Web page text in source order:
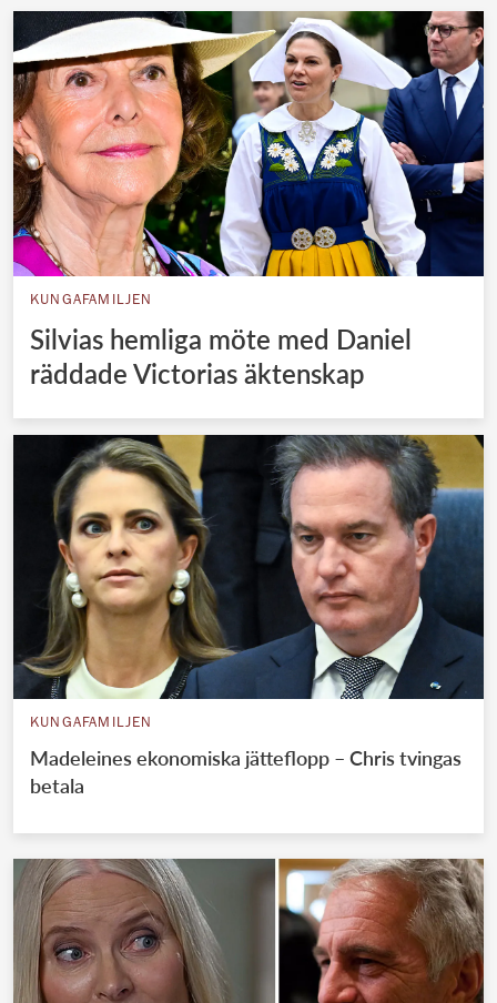
KUNGAFAMILJEN
Silvias hemliga möte med Daniel
räddade Victorias äktenskap
KUNGAFAMILJEN
Madeleines ekonomiska jätteflopp – Chris tvingas
betala